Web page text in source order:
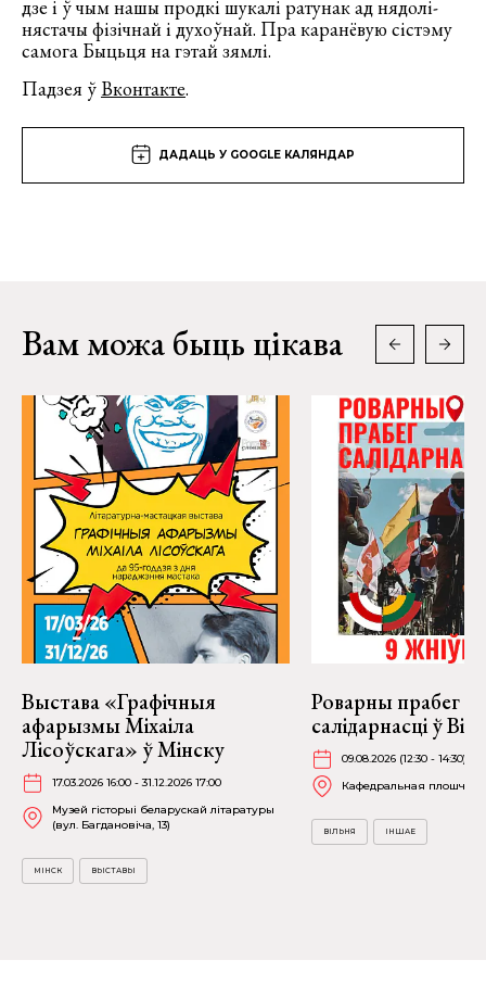
дзе і ў чым нашы продкі шукалі ратунак ад нядолі-
нястачы фізічнай і духоўнай. Пра каранёвую сістэму
самога Быцьця на гэтай зямлі.
Падзея ўВконтакте.
ДАДАЦЬ У GOOGLE КАЛЯНДАР
Вам можа быць цікава
Выстава «Графічныя
афарызмы Міхаіла
Лісоўскага» ў Мінску
17.03.2026 16:00 - 31.12.2026 17:00
Музей гісторыі беларускай літаратуры
(вул. Багдановіча, 13)
МІНСК ВЫСТАВЫ
Роварны прабег
салідарнасці ў
09.08.2026 (12:30 - 14:30)
Кафедральная плошча
ВІЛЬНЯ ІНШАЕ